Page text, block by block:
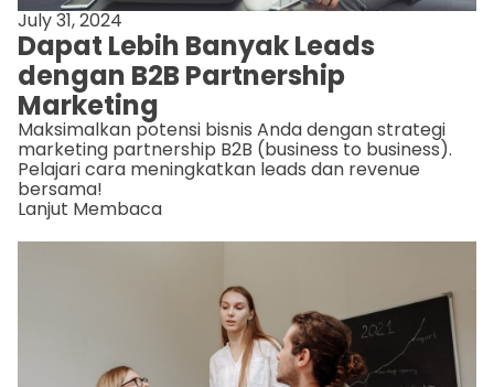
July 31, 2024
Dapat Lebih Banyak Leads
dengan B2B Partnership
Marketing
Maksimalkan potensi bisnis Anda dengan strategi
marketing partnership B2B (business to business).
Pelajari cara meningkatkan leads dan revenue
bersama!
Lanjut Membaca